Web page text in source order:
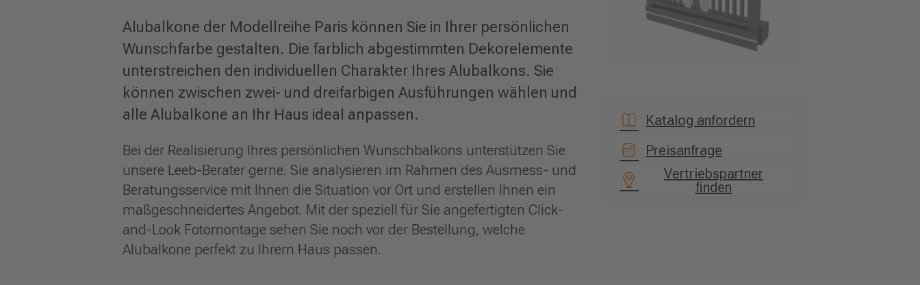
Alubalkone der Modellreihe Paris können Sie in Ihrer persönlichen
Wunschfarbe gestalten. Die farblich abgestimmten Dekorelemente
unterstreichen den individuellen Charakter Ihres Alubalkons. Sie
können zwischen zwei- und dreifarbigen Ausführungen wählen und
alle Alubalkone an Ihr Haus ideal anpassen.
Bei der Realisierung Ihres persönlichen Wunschbalkons unterstützen Sie
unsere Leeb-Berater gerne. Sie analysieren im Rahmen des Ausmess- und
Beratungsservice mit Ihnen die Situation vor Ort und erstellen Ihnen ein
maßgeschneidertes Angebot. Mit der speziell für Sie angefertigten Click-
and-Look Fotomontage sehen Sie noch vor der Bestellung, welche
Alubalkone perfekt zu Ihrem Haus passen.
Katalog anfordern
Preisanfrage
Vertriebspartner
finden